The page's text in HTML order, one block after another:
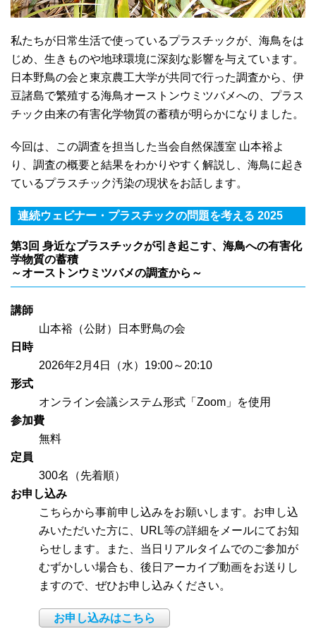
私たちが日常生活で使っているプラスチックが、海鳥をは
じめ、生きものや地球環境に深刻な影響を与えています。
日本野鳥の会と東京農工大学が共同で行った調査から、伊
豆諸島で繁殖する海鳥オーストンウミツバメへの、プラス
チック由来の有害化学物質の蓄積が明らかになりました。
今回は、この調査を担当した当会自然保護室 山本裕よ
り、調査の概要と結果をわかりやすく解説し、海鳥に起き
ているプラスチック汚染の現状をお話します。
連続ウェビナー・プラスチックの問題を考える 2025
第3回 身近なプラスチックが引き起こす、海鳥への有害化
学物質の蓄積
～オーストンウミツバメの調査から～
講師
山本裕（公財）日本野鳥の会
日時
2026年2月4日（水）19:00～20:10
形式
オンライン会議システム形式「Zoom」を使用
参加費
無料
定員
300名（先着順）
お申し込み
こちらから事前申し込みをお願いします。お申し込
みいただいた方に、URL等の詳細をメールにてお知
らせします。また、当日リアルタイムでのご参加が
むずかしい場合も、後日アーカイブ動画をお送りし
ますので、ぜひお申し込みください。
お申し込みはこちら